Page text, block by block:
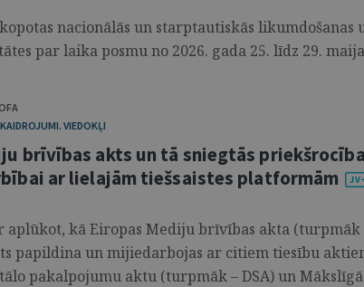
nacionālās un starptautiskās likumdošanas
par laika posmu no 2026. gada 25. līdz 29.
VIEDOKĻI
brīvības akts un tā sniegtās
ar lielajām tiešsaistes platformām
aplūkot, kā Eiropas Mediju brīvības akta (turpmāk
papildina un mijiedarbojas ar citiem tiesību
pakalpojumu aktu (turpmāk – DSA) un Mākslīgā